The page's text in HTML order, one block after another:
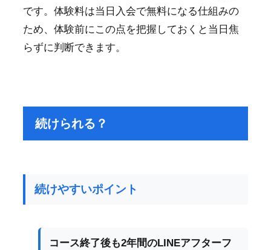
です。体験料は当日入会で無料になる仕組みの
ため、体験前にこの点を把握しておくと当日焦
らずに判断できます。
続けられる？
続けやすいポイント
コース終了後も2年間のLINEアフターフ